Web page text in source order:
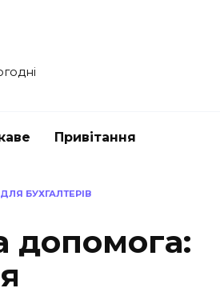
Привітання
БУХГАЛТЕРІВ
допомога: